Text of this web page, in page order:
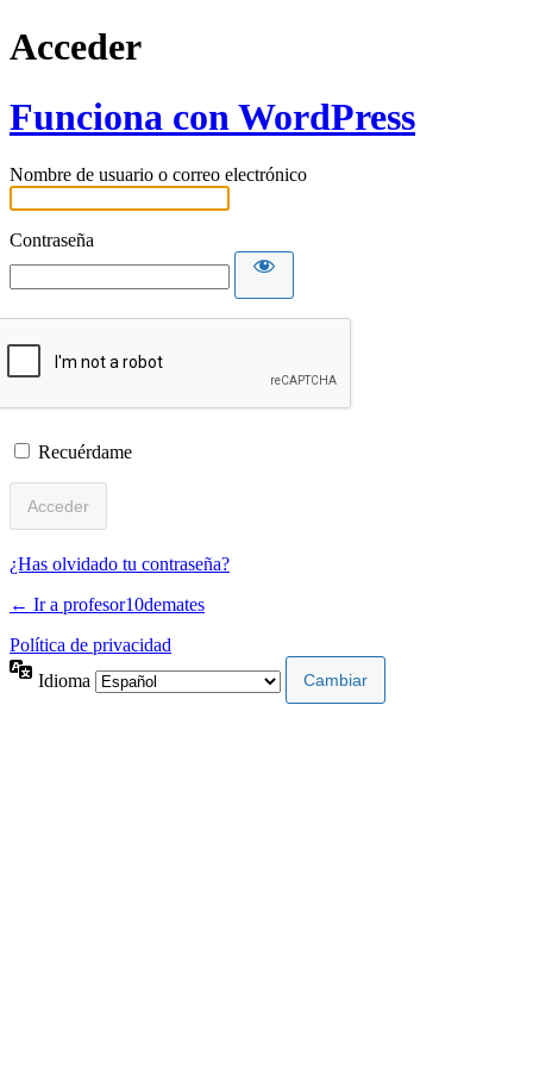
Acceder
Funciona con WordPress
Nombre de usuario o correo electrónico
Contraseña
Recuérdame
¿Has olvidado tu contraseña?
← Ir a profesor10demates
Política de privacidad
Idioma